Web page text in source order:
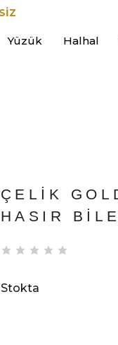
Yüzük Halhal
ÇELIK
HASIR
Stokta